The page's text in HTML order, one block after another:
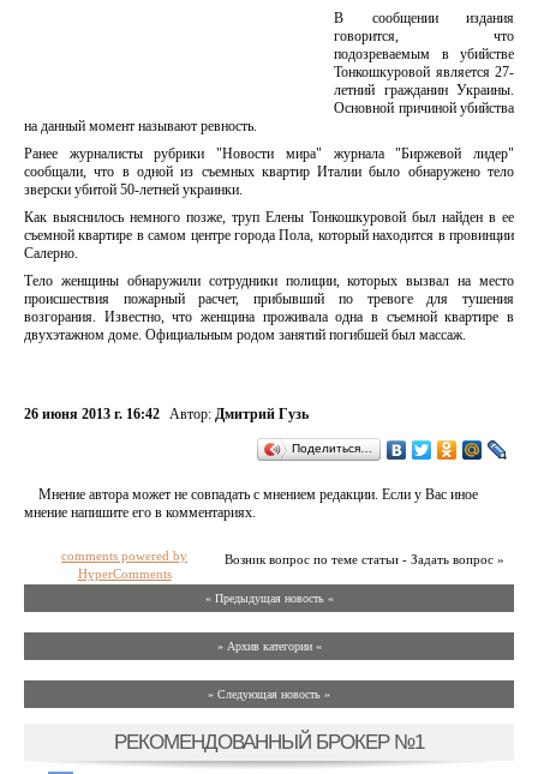
В сообщении издания
говорится, что
подозреваемым в убийстве
Тонкошкуровой является 27-
летний гражданин Украины.
Основной причиной убийства
на данный момент называют ревность.
Ранее журналисты рубрики "Новости мира" журнала "Биржевой лидер"
сообщали, что в одной из съемных квартир Италии было обнаружено тело
зверски убитой 50-летней украинки.
Как выяснилось немного позже, труп Елены Тонкошкуровой был найден в ее
съемной квартире в самом центре города Пола, который находится в провинции
Салерно.
Тело женщины обнаружили сотрудники полиции, которых вызвал на место
происшествия пожарный расчет, прибывший по тревоге для тушения
возгорания. Известно, что женщина проживала одна в съемной квартире в
двухэтажном доме. Официальным родом занятий погибшей был массаж.
26 июня 2013 г. 16:42 Автор: Дмитрий Гузь
Поделиться…
Мнение автора может не совпадать с мнением редакции. Если у Вас иное
мнение напишите его в комментариях.
Возник вопрос по теме статьи - Задать вопрос »
comments powered by
HyperComments
« Предыдущая новость «
» Архив категории «
» Следующая новость »
РЕКОМЕНДОВАННЫЙ БРОКЕР №1